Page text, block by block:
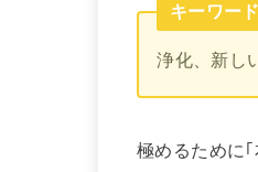
キーワード
浄化、新し
極めるために